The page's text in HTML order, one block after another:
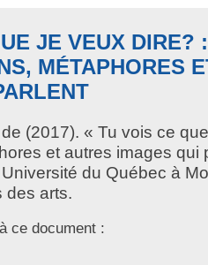
JE VEUX DIRE? :
MÉTAPHORES
(2017). « Tu vois ce
et autres images qui
du Québec à
des arts.
ce document :